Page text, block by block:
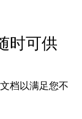
时可供
档以满足您不